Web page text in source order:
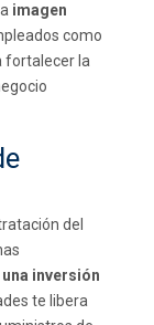
imagen
como
fortalecer la
del
una inversión
te libera